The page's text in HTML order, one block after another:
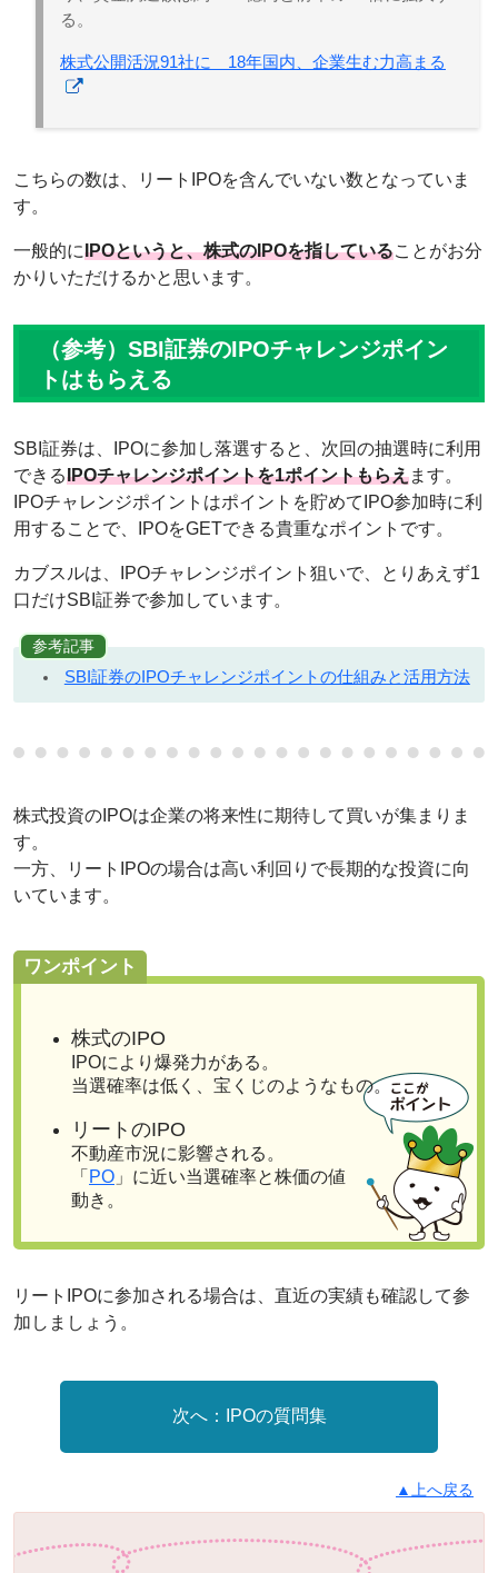
る。
株式公開活況91社に 18年国内、企業生む力高まる
こちらの数は、リートIPOを含んでいない数となっていま
す。
一般的にIPOというと、株式のIPOを指していることがお分
かりいただけるかと思います。
（参考）SBI証券のIPOチャレンジポイン
トはもらえる
SBI証券は、IPOに参加し落選すると、次回の抽選時に利用
できるIPOチャレンジポイントを1ポイントもらえます。
IPOチャレンジポイントはポイントを貯めてIPO参加時に利
用することで、IPOをGETできる貴重なポイントです。
カブスルは、IPOチャレンジポイント狙いで、とりあえず1
口だけSBI証券で参加しています。
参考記事
SBI証券のIPOチャレンジポイントの仕組みと活用方法
株式投資のIPOは企業の将来性に期待して買いが集まりま
す。
一方、リートIPOの場合は高い利回りで長期的な投資に向
いています。
ワンポイント
株式のIPO
IPOにより爆発力がある。
当選確率は低く、宝くじのようなもの。
リートのIPO
不動産市況に影響される。
「 PO 」に近い当選確率と株価の値
動き。
リートIPOに参加される場合は、直近の実績も確認して参
加しましょう。
IPOの質問集
▲上へ戻る